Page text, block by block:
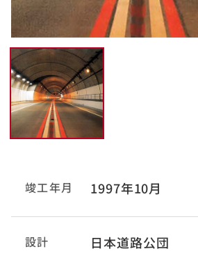
竣工年月 1997年10月
設計 日本道路公団